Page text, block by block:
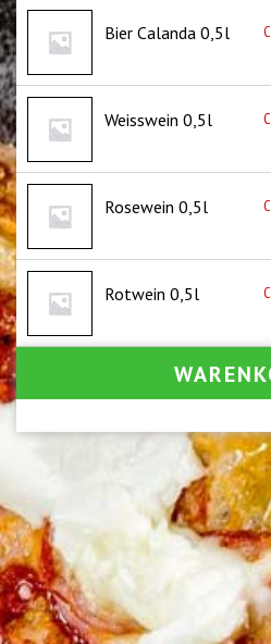
Bier Calanda 0,5l
Weisswein 0,5l
Rosewein 0,5l
Rotwein 0,5l